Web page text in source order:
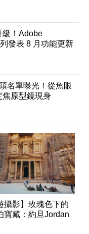
級！Adobe
發表 8 月功能更新
名單曝光！從魚眼
焦原型鏡現身
攝影】玫瑰色下的
寶藏：約旦Jordan